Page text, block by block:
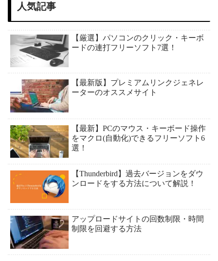
人気記事
【厳選】パソコンのクリック・キーボ
ードの連打フリーソフト7選！
【最新版】プレミアムリンクジェネレ
ーターのオススメサイト
【最新】PCのマウス・キーボード操作
をマクロ(自動化)できるフリーソフト6
選！
【Thunderbird】過去バージョンをダウ
ンロードをする方法について解説！
アップロードサイトの回数制限・時間
制限を回避する方法